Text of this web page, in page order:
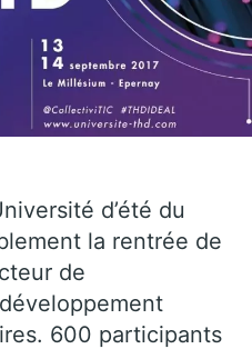
d’été du
la rentrée de
de
600 participants